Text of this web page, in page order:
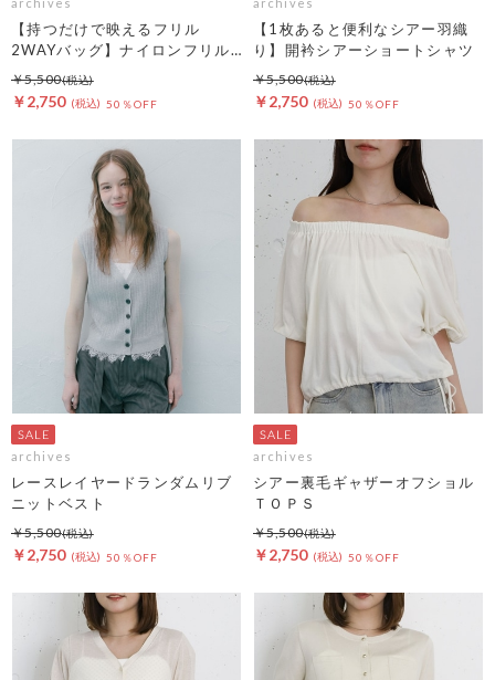
【持つだけで映えるフリル
2WAYバッグ】ナイロンフリル
２ＷＡＹバッグ
￥2,750 50％OFF
￥5,500
【1枚あると便利なシアー羽織
り】開衿シアーショートシャツ
￥2,750 50％OFF
￥5,500
archives
レースレイヤードランダムリブ
ニットベスト
￥2,750 50％OFF
￥5,500
archives
シアー裏毛ギャザーオフショル
ＴＯＰＳ
￥2,750 50％OFF
￥5,500